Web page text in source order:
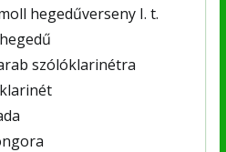
hegedűverseny I. t.
szólóklarinétra